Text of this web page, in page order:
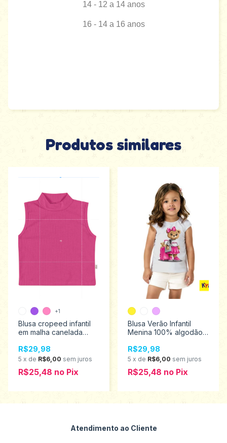
14 - 12 a 14 anos
16 - 14 a 16 anos
Produtos similares
Blusa cropeed infantil
em malha canelada
R$29,98
5 x de R$6,00 sem juros
R$25,48 no Pix
+1
Blusa Verão Infantil
Menina 100% algodão
1000997
R$29,98
5 x de R$6,00 sem juros
R$25,48 no Pix
Atendimento ao Cliente